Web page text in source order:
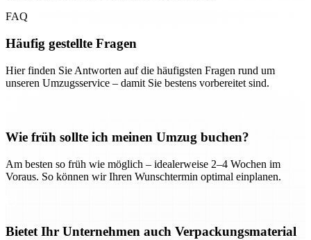
FAQ
Häufig gestellte Fragen
Hier finden Sie Antworten auf die häufigsten Fragen rund um
unseren Umzugsservice – damit Sie bestens vorbereitet sind.
Wie früh sollte ich meinen Umzug buchen?
Am besten so früh wie möglich – idealerweise 2–4 Wochen im
Voraus. So können wir Ihren Wunschtermin optimal einplanen.
Bietet Ihr Unternehmen auch Verpackungsmaterial